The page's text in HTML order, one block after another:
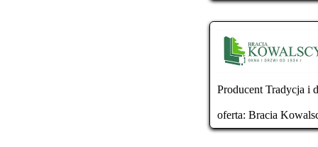
Producent Tradycja i
oferta: Bracia